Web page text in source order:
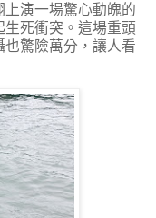
上演一場驚心動魄的
生死衝突。這場重頭
驚險萬分，讓人看